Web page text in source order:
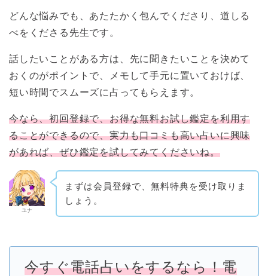
どんな悩みでも、あたたかく包んでくださり、道しる
べをくださる先生です。
話したいことがある方は、先に聞きたいことを決めて
おくのがポイントで、メモして手元に置いておけば、
短い時間でスムーズに占ってもらえます。
今なら、初回登録で、お得な無料お試し鑑定を利用す
ることができるので、実力も口コミも高い占いに興味
があれば、ぜひ鑑定を試してみてくださいね。
ユナ
まずは会員登録で、無料特典を受け取りま
しょう。
今すぐ電話占いをするなら！電